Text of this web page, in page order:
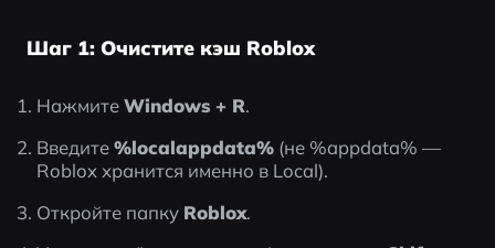
Шаг 1: Очистите кэш Roblox
Нажмите Windows + R.
Введите %localappdata% (не %appdata% —
Roblox хранится именно в Local).
Откройте папку Roblox.